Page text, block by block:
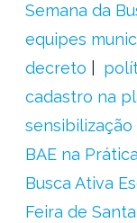
Semana da
equipes
decreto
cadastro na
sensibilização
BAE na Prática
Busca Ativa
Feira de